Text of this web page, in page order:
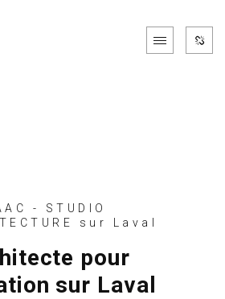
- STUDIO
sur Laval
pour
sur Laval